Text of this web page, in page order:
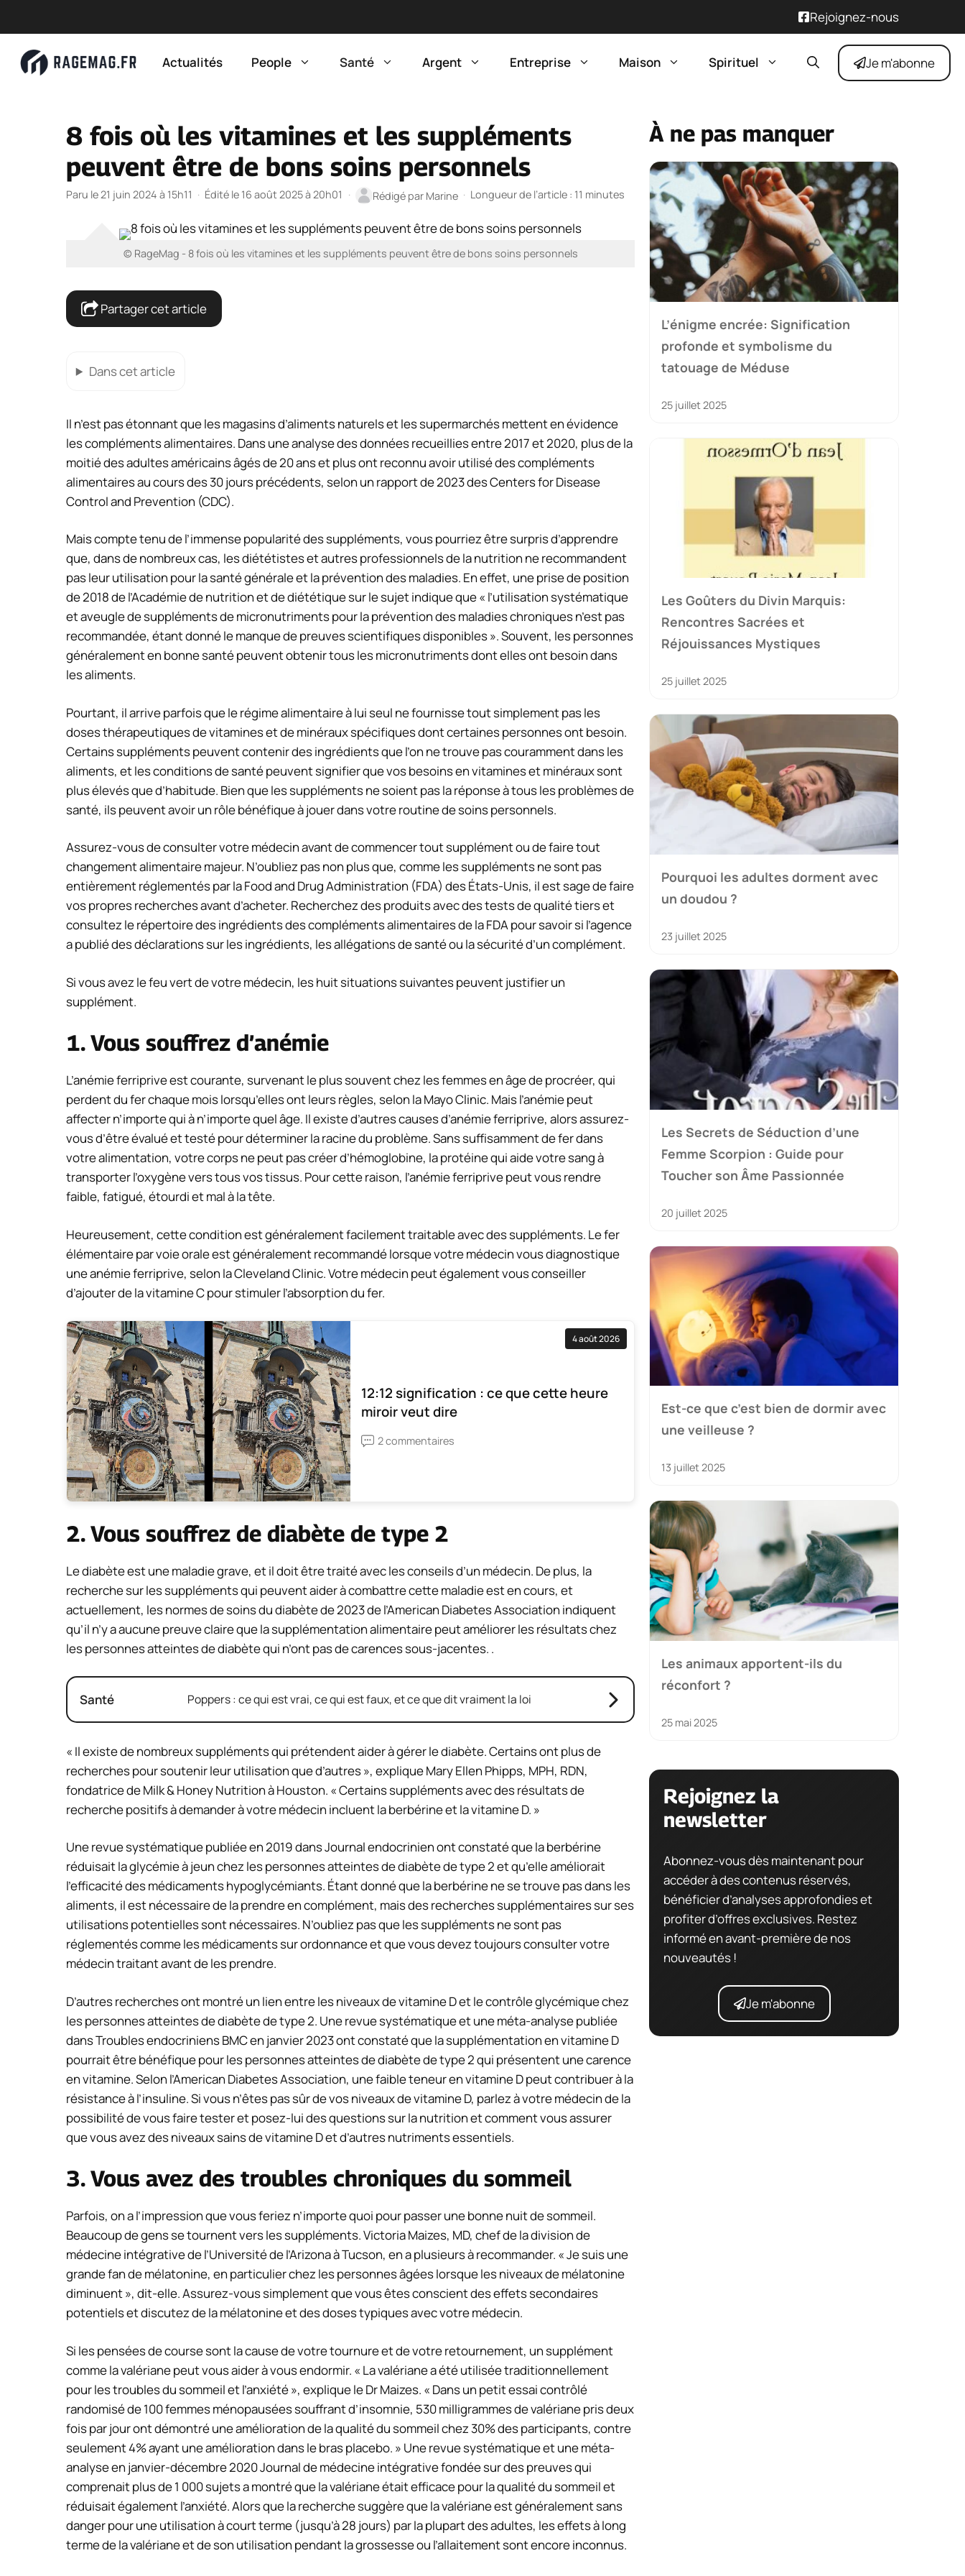
Rejoignez-nous
Actualités People Santé Argent Entreprise Maison Spirituel Je m'abonne
8 fois où les vitamines et les suppléments
peuvent être de bons soins personnels
Paru le 21 juin 2024 à 15h11 · Édité le 16 août 2025 à 20h01 · Rédigé par Marine · Longueur de l’article : 11 minutes
© RageMag - 8 fois où les vitamines et les suppléments peuvent être de bons soins personnels
Partager cet article
Dans cet article
Il n’est pas étonnant que les magasins d’aliments naturels et les supermarchés mettent en évidence
les compléments alimentaires. Dans une analyse des données recueillies entre 2017 et 2020, plus de la
moitié des adultes américains âgés de 20 ans et plus ont reconnu avoir utilisé des compléments
alimentaires au cours des 30 jours précédents, selon un rapport de 2023 des Centers for Disease
Control and Prevention (CDC).
Mais compte tenu de l’immense popularité des suppléments, vous pourriez être surpris d’apprendre
que, dans de nombreux cas, les diététistes et autres professionnels de la nutrition ne recommandent
pas leur utilisation pour la santé générale et la prévention des maladies. En effet, une prise de position
de 2018 de l’Académie de nutrition et de diététique sur le sujet indique que « l’utilisation systématique
et aveugle de suppléments de micronutriments pour la prévention des maladies chroniques n’est pas
recommandée, étant donné le manque de preuves scientifiques disponibles ». Souvent, les personnes
généralement en bonne santé peuvent obtenir tous les micronutriments dont elles ont besoin dans
les aliments.
Pourtant, il arrive parfois que le régime alimentaire à lui seul ne fournisse tout simplement pas les
doses thérapeutiques de vitamines et de minéraux spécifiques dont certaines personnes ont besoin.
Certains suppléments peuvent contenir des ingrédients que l’on ne trouve pas couramment dans les
aliments, et les conditions de santé peuvent signifier que vos besoins en vitamines et minéraux sont
plus élevés que d’habitude. Bien que les suppléments ne soient pas la réponse à tous les problèmes de
santé, ils peuvent avoir un rôle bénéfique à jouer dans votre routine de soins personnels.
Assurez-vous de consulter votre médecin avant de commencer tout supplément ou de faire tout
changement alimentaire majeur. N’oubliez pas non plus que, comme les suppléments ne sont pas
entièrement réglementés par la Food and Drug Administration (FDA) des États-Unis, il est sage de faire
vos propres recherches avant d’acheter. Recherchez des produits avec des tests de qualité tiers et
consultez le répertoire des ingrédients des compléments alimentaires de la FDA pour savoir si l’agence
a publié des déclarations sur les ingrédients, les allégations de santé ou la sécurité d’un complément.
Si vous avez le feu vert de votre médecin, les huit situations suivantes peuvent justifier un
supplément.
1. Vous souffrez d’anémie
L’anémie ferriprive est courante, survenant le plus souvent chez les femmes en âge de procréer, qui
perdent du fer chaque mois lorsqu’elles ont leurs règles, selon la Mayo Clinic. Mais l’anémie peut
affecter n’importe qui à n’importe quel âge. Il existe d’autres causes d’anémie ferriprive, alors assurez-
vous d’être évalué et testé pour déterminer la racine du problème. Sans suffisamment de fer dans
votre alimentation, votre corps ne peut pas créer d’hémoglobine, la protéine qui aide votre sang à
transporter l’oxygène vers tous vos tissus. Pour cette raison, l’anémie ferriprive peut vous rendre
faible, fatigué, étourdi et mal à la tête.
Heureusement, cette condition est généralement facilement traitable avec des suppléments. Le fer
élémentaire par voie orale est généralement recommandé lorsque votre médecin vous diagnostique
une anémie ferriprive, selon la Cleveland Clinic. Votre médecin peut également vous conseiller
d’ajouter de la vitamine C pour stimuler l’absorption du fer.
4 août 2026
12:12 signification : ce que cette heure
miroir veut dire
2 commentaires
2. Vous souffrez de diabète de type 2
Le diabète est une maladie grave, et il doit être traité avec les conseils d’un médecin. De plus, la
recherche sur les suppléments qui peuvent aider à combattre cette maladie est en cours, et
actuellement, les normes de soins du diabète de 2023 de l’American Diabetes Association indiquent
qu’il n’y a aucune preuve claire que la supplémentation alimentaire peut améliorer les résultats chez
les personnes atteintes de diabète qui n’ont pas de carences sous-jacentes. .
Santé Poppers : ce qui est vrai, ce qui est faux, et ce que dit vraiment la loi
« Il existe de nombreux suppléments qui prétendent aider à gérer le diabète. Certains ont plus de
recherches pour soutenir leur utilisation que d’autres », explique Mary Ellen Phipps, MPH, RDN,
fondatrice de Milk & Honey Nutrition à Houston. « Certains suppléments avec des résultats de
recherche positifs à demander à votre médecin incluent la berbérine et la vitamine D. »
Une revue systématique publiée en 2019 dansJournal endocrinienont constaté que la berbérine
réduisait la glycémie à jeun chez les personnes atteintes de diabète de type 2 et qu’elle améliorait
l’efficacité des médicaments hypoglycémiants. Étant donné que la berbérine ne se trouve pas dans les
aliments, il est nécessaire de la prendre en complément, mais des recherches supplémentaires sur ses
utilisations potentielles sont nécessaires. N’oubliez pas que les suppléments ne sont pas
réglementés comme les médicaments sur ordonnance et que vous devez toujours consulter votre
médecin traitant avant de les prendre.
D’autres recherches ont montré un lien entre les niveaux de vitamine D et le contrôle glycémique chez
les personnes atteintes de diabète de type 2. Une revue systématique et une méta-analyse publiée
dansTroubles endocriniens BMCen janvier 2023 ont constaté que la supplémentation en vitamine D
pourrait être bénéfique pour les personnes atteintes de diabète de type 2 qui présentent une carence
en vitamine. Selon l’American Diabetes Association, une faible teneur en vitamine D peut contribuer à la
résistance à l’insuline. Si vous n’êtes pas sûr de vos niveaux de vitamine D, parlez à votre médecin de la
possibilité de vous faire tester et posez-lui des questions sur la nutrition et comment vous assurer
que vous avez des niveaux sains de vitamine D et d’autres nutriments essentiels.
3. Vous avez des troubles chroniques du sommeil
Parfois, on a l’impression que vous feriez n’importe quoi pour passer une bonne nuit de sommeil.
Beaucoup de gens se tournent vers les suppléments. Victoria Maizes, MD, chef de la division de
médecine intégrative de l’Université de l’Arizona à Tucson, en a plusieurs à recommander. « Je suis une
grande fan de mélatonine, en particulier chez les personnes âgées lorsque les niveaux de mélatonine
diminuent », dit-elle. Assurez-vous simplement que vous êtes conscient des effets secondaires
potentiels et discutez de la mélatonine et des doses typiques avec votre médecin.
Si les pensées de course sont la cause de votre tournure et de votre retournement, un supplément
comme la valériane peut vous aider à vous endormir. « La valériane a été utilisée traditionnellement
pour les troubles du sommeil et l’anxiété », explique le Dr Maizes. « Dans un petit essai contrôlé
randomisé de 100 femmes ménopausées souffrant d’insomnie, 530 milligrammes de valériane pris deux
fois par jour ont démontré une amélioration de la qualité du sommeil chez 30% des participants, contre
seulement 4% ayant une amélioration dans le bras placebo. » Une revue systématique et une méta-
analyse en janvier-décembre 2020Journal de médecine intégrative fondée sur des preuvesqui
comprenait plus de 1 000 sujets a montré que la valériane était efficace pour la qualité du sommeil et
réduisait également l’anxiété. Alors que la recherche suggère que la valériane est généralement sans
danger pour une utilisation à court terme (jusqu’à 28 jours) par la plupart des adultes, les effets à long
terme de la valériane et de son utilisation pendant la grossesse ou l’allaitement sont encore inconnus.
À ne pas manquer
L’énigme encrée: Signification
profonde et symbolisme du
tatouage de Méduse
25 juillet 2025
Les Goûters du Divin Marquis:
Rencontres Sacrées et
Réjouissances Mystiques
25 juillet 2025
Pourquoi les adultes dorment avec
un doudou ?
23 juillet 2025
Les Secrets de Séduction d’une
Femme Scorpion : Guide pour
Toucher son Âme Passionnée
20 juillet 2025
Est-ce que c’est bien de dormir avec
une veilleuse ?
13 juillet 2025
Les animaux apportent-ils du
réconfort ?
25 mai 2025
Rejoignez la
newsletter
Abonnez-vous dès maintenant pour
accéder à des contenus réservés,
bénéficier d’analyses approfondies et
profiter d’offres exclusives. Restez
informé en avant-première de nos
nouveautés !
Je m'abonne